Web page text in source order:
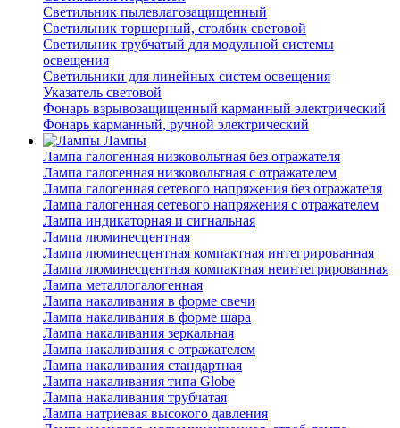
Светильник пылевлагозащищенный
Светильник торшерный, столбик световой
Светильник трубчатый для модульной системы
освещения
Светильники для линейных систем освещения
Указатель световой
Фонарь взрывозащищенный карманный электрический
Фонарь карманный, ручной электрический
Лампы
Лампа галогенная низковольтная без отражателя
Лампа галогенная низковольтная с отражателем
Лампа галогенная сетевого напряжения без отражателя
Лампа галогенная сетевого напряжения с отражателем
Лампа индикаторная и сигнальная
Лампа люминесцентная
Лампа люминесцентная компактная интегрированная
Лампа люминесцентная компактная неинтегрированная
Лампа металлогалогенная
Лампа накаливания в форме свечи
Лампа накаливания в форме шара
Лампа накаливания зеркальная
Лампа накаливания с отражателем
Лампа накаливания стандартная
Лампа накаливания типа Globe
Лампа накаливания трубчатая
Лампа натриевая высокого давления